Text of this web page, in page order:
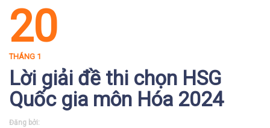
20
THÁNG 1
Lời giải đề thi chọn HSG
Quốc gia môn Hóa 2024
Đăng bởi: